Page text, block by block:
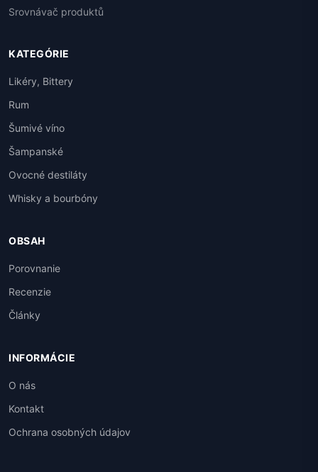
Srovnávač produktů
KATEGÓRIE
Likéry, Bittery
Rum
Šumivé víno
Šampanské
Ovocné destiláty
Whisky a bourbóny
OBSAH
Porovnanie
Recenzie
Články
INFORMÁCIE
O nás
Kontakt
Ochrana osobných údajov